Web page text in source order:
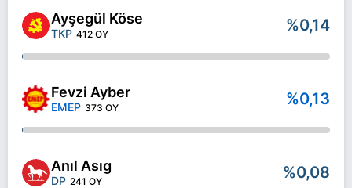
Ayşegül Köse
TKP 412 OY %0,14
Fevzi Ayber
EMEP 373 OY %0,13
Anıl Asıg
DP 241 OY %0,08